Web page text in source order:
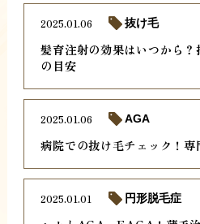
髪育注射の効果はいつから
の目安
2025.01.06 抜け毛
病院での抜け毛チェック！専
2025.01.06 AGA
2025.01.01 円形脱毛症